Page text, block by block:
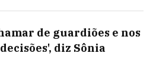
de guardiões e nos
diz Sônia